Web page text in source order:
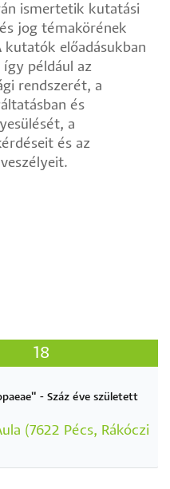
ismertetik kutatási
jog témakörének
kutatók előadásukban
például az
rendszerét, a
és
a
és az
18
- Száz éve született
(7622 Pécs, Rákóczi